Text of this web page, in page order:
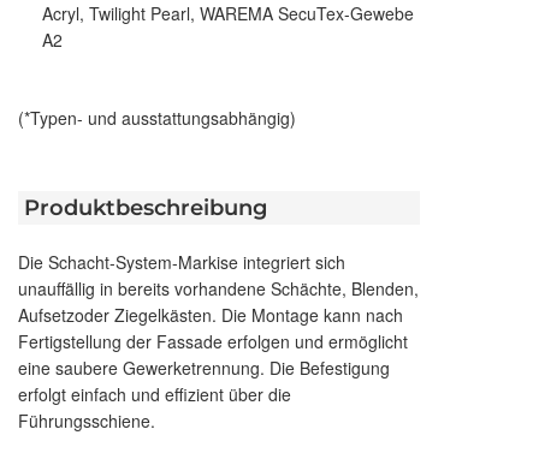
Acryl, Twilight Pearl, WAREMA SecuTex-Gewebe
A2
(*Typen- und ausstattungsabhängig)
Produktbeschreibung
Die Schacht-System-Markise integriert sich
unauffällig in bereits vorhandene Schächte, Blenden,
Aufsetzoder Ziegelkästen. Die Montage kann nach
Fertigstellung der Fassade erfolgen und ermöglicht
eine saubere Gewerketrennung. Die Befestigung
erfolgt einfach und effizient über die
Führungsschiene.